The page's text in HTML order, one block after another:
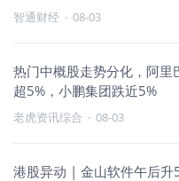
智通财经 · 08-03
热门中概股走势分化，阿里
超5%，小鹏集团跌近5%
老虎资讯综合 · 08-03
港股异动 | 金山软件午后升